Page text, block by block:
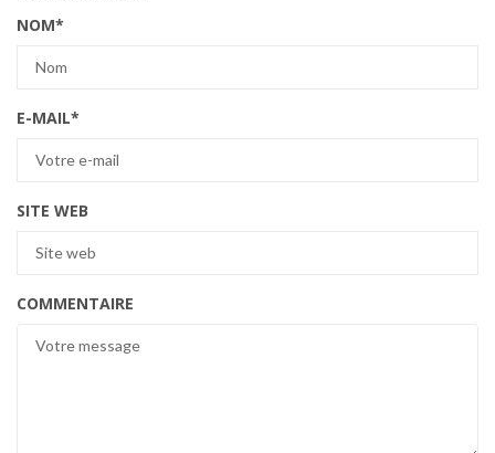
NOM*
E-MAIL*
SITE WEB
COMMENTAIRE